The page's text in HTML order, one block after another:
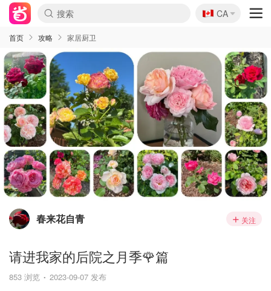
🇨🇦
CA
首页 攻略 家居厨卫
春来花自青 关注
请进我家的后院之月季🌹篇
853 浏览 2023-09-07 发布